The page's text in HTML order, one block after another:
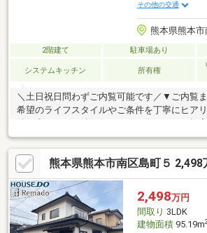
その他の交通
熊本県熊本市
2階建て 駐車場あり
システムキッチン 所有権
＼土日祝日問わずご内覧可能です／▼ご内覧
希望のライフスタイルやご条件を丁寧にヒア
覧のスケジュールも、お客様のご都合に合わ
します。▼資金計画・住宅ローンもワンスト
収・資産に応じた最適な借入額を知りたい」
は組めるか」などのお悩みに経験豊富な担当
安心して次のステージへ進めるよう、的確な
す。自社HPでは、公開以外の物件もご紹介し
096-206-1230
熊本県熊本市南区島町５ 2,498
2,498万円
間取り 3LDK
建物面積95.19m